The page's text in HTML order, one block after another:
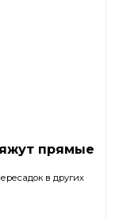
прямые
в других